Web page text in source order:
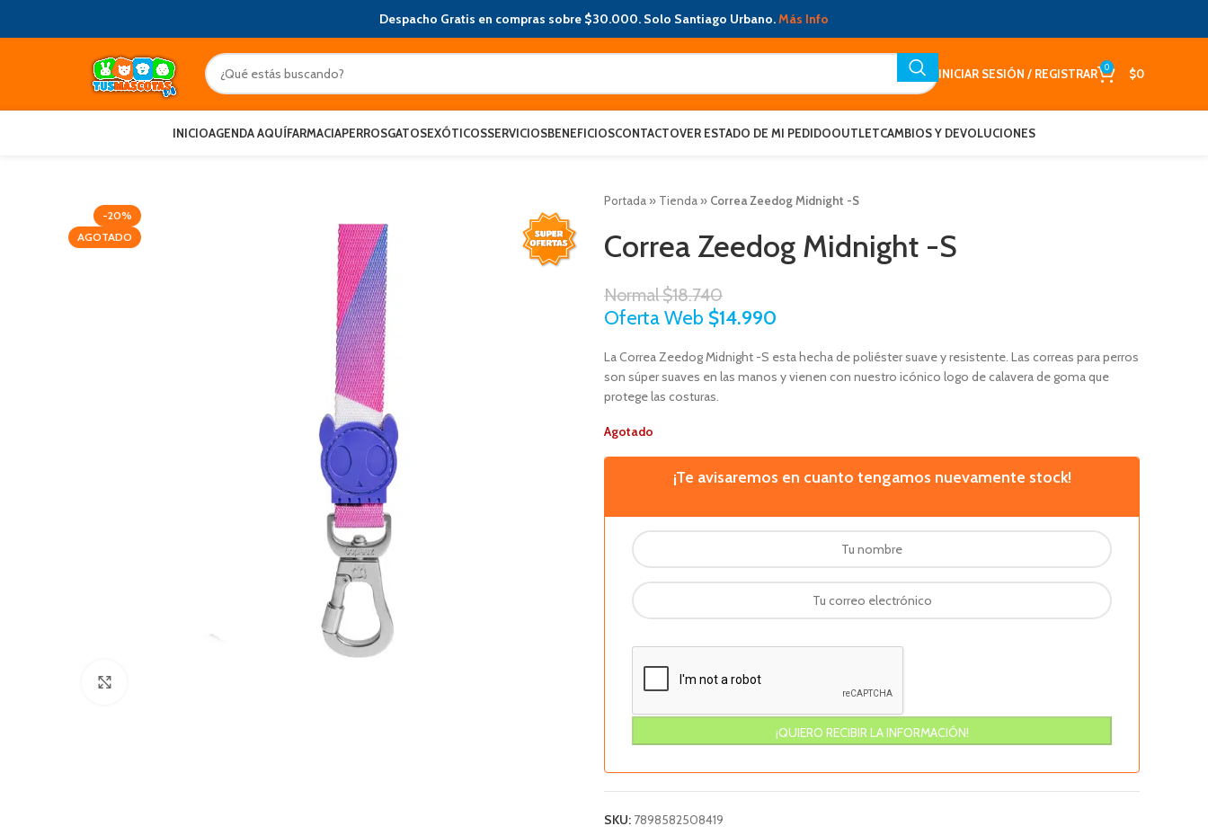
Despacho Gratis en compras sobre $30.000. Solo Santiago Urbano.Más Info
INICIAR SESIÓN / REGISTRAR 0 $0
INICIOAGENDA AQUÍFARMACIAPERROSGATOSEXÓTICOSSERVICIOSBENEFICIOSCONTACTOVER ESTADO DE MI PEDIDOOUTLETCAMBIOS Y DEVOLUCIONES
-20%
AGOTADO
Portada » Tienda » Correa Zeedog Midnight -S
Correa Zeedog Midnight -S
Normal$18.740
Oferta Web $14.990
La Correa Zeedog Midnight -S esta hecha de poliéster suave y resistente. Las correas para perros
son súper suaves en las manos y vienen con nuestro icónico logo de calavera de goma que
protege las costuras.
Agotado
¡Te avisaremos en cuanto tengamos nuevamente stock!
SKU: 7898582508419